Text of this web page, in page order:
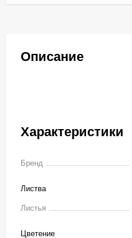
Описание
Характеристики
Бренд
Листва
Листья
Цветение